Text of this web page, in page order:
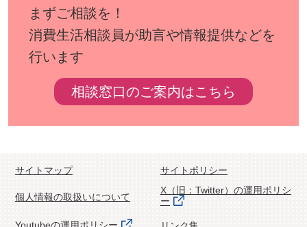
まずご相談を！
消費生活相談員が助言や情報提供などを
行います
相談窓口のご案内はこちら
サイトマップ サイトポリシー
個人情報の取扱いについて
X（旧：Twitter）の運用ポリシ
ー
Youtubeの運用ポリシー